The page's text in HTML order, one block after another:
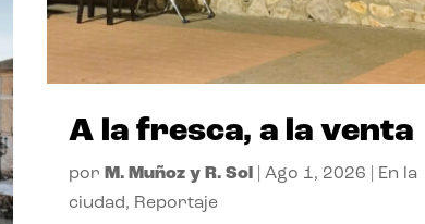
A la fresca, a la venta
por M. Muñoz y R. Sol Ago 1, 2026
En la
ciudad, Reportaje